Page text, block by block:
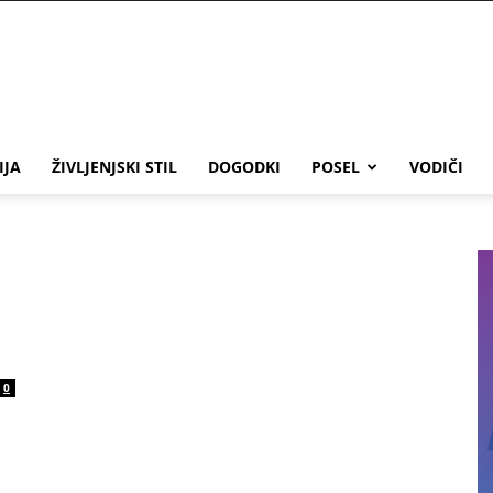
ŽIVLJENJSKI STIL DOGODKI POSEL VODIČI
0